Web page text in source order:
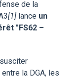
de la
[1] lance un
"FS62 –
la DGA, les